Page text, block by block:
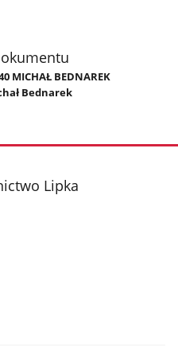
MICHAŁ BEDNAREK
Bednarek
Lipka